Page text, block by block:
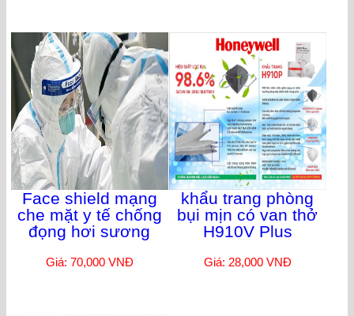
Face shield mạng
che mặt y tế chống
đọng hơi sương
Giá: 70,000 VNĐ
khẩu trang phòng
bụi mịn có van thở
H910V Plus
Giá: 28,000 VNĐ